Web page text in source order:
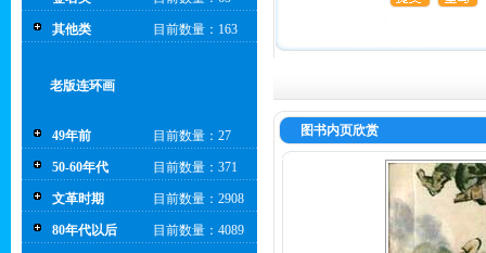
其他类 目前数量：163
老版连环画
49年前 目前数量：27
50-60年代 目前数量：371
文革时期 目前数量：2908
80年代以后 目前数量：4089
图书内页欣赏